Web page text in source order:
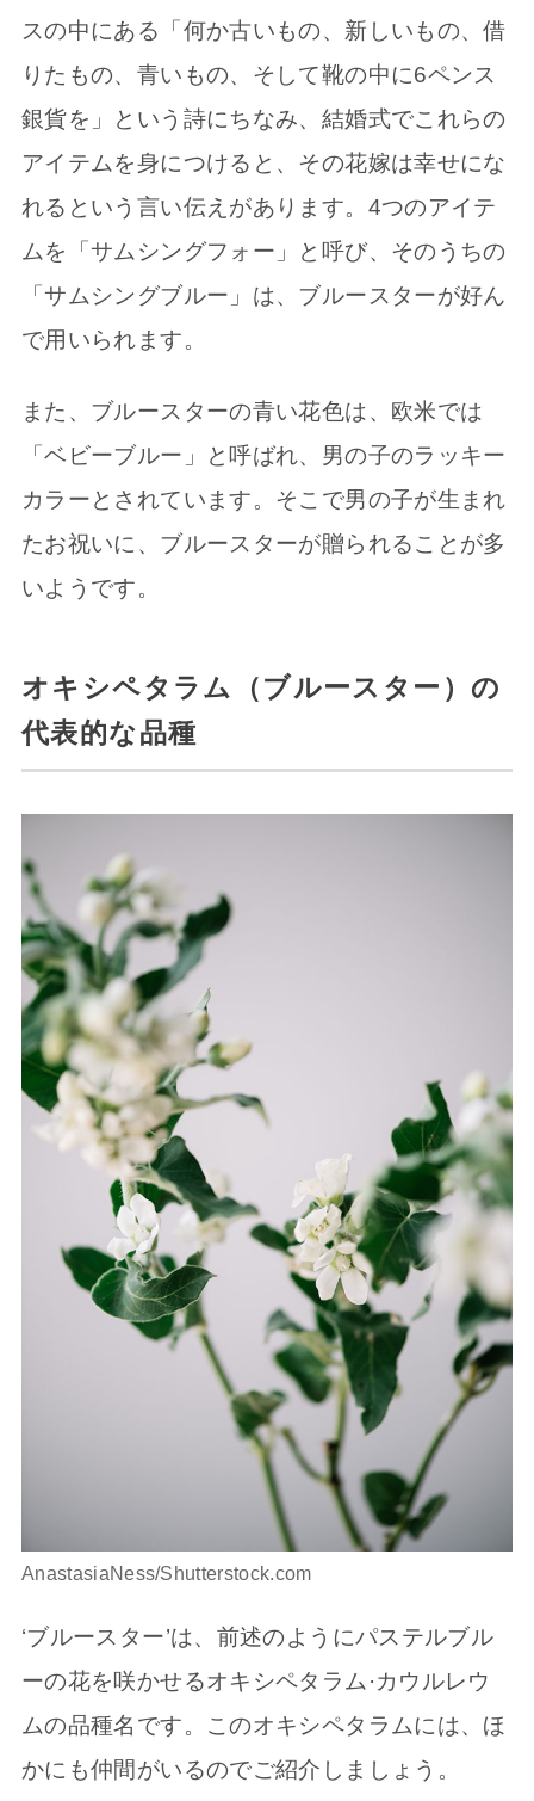
スの中にある「何か古いもの、新しいもの、借
りたもの、青いもの、そして靴の中に6ペンス
銀貨を」という詩にちなみ、結婚式でこれらの
アイテムを身につけると、その花嫁は幸せにな
れるという言い伝えがあります。4つのアイテ
ムを「サムシングフォー」と呼び、そのうちの
「サムシングブルー」は、ブルースターが好ん
で用いられます。
また、ブルースターの青い花色は、欧米では
「ベビーブルー」と呼ばれ、男の子のラッキー
カラーとされています。そこで男の子が生まれ
たお祝いに、ブルースターが贈られることが多
いようです。
オキシペタラム（ブルースター）の
代表的な品種
AnastasiaNess/Shutterstock.com
‘ブルースター’は、前述のようにパステルブル
ーの花を咲かせるオキシペタラム·カウルレウ
ムの品種名です。このオキシペタラムには、ほ
かにも仲間がいるのでご紹介しましょう。